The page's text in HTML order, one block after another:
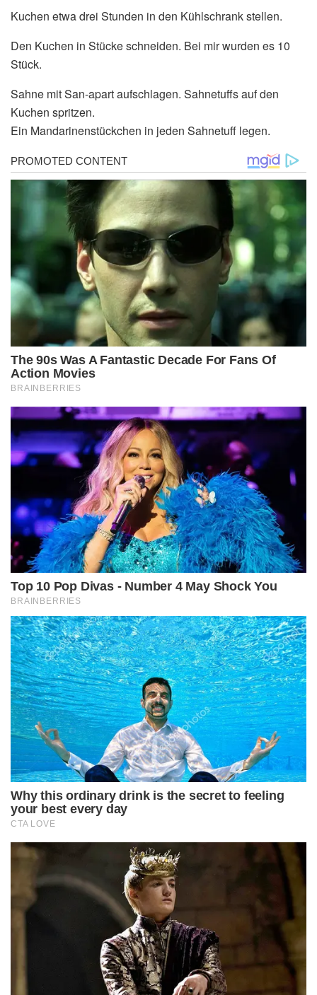
Kuchen etwa drei Stunden in den Kühlschrank stellen.
Den Kuchen in Stücke schneiden. Bei mir wurden es 10
Stück.
Sahne mit San-apart aufschlagen. Sahnetuffs auf den
Kuchen spritzen.
Ein Mandarinenstückchen in jeden Sahnetuff legen.